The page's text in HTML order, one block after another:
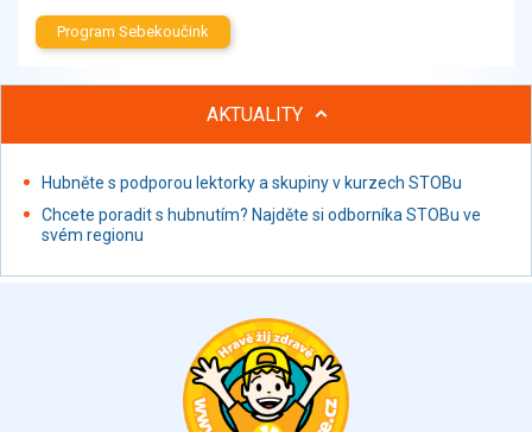
Ochucovadla, přísady, sladidla
Proteinové výrobky, doplňky stravy
Nápoje alkoholické
Restaurace, jídelny, hotová jídla
Fastfood
Studená kuchyně, lahůdkářské výrobky
Program Sebekoučink
AKTUALITY
Hubněte s podporou lektorky a skupiny v kurzech STOBu
Chcete poradit s hubnutím? Najděte si odborníka STOBu ve
svém regionu